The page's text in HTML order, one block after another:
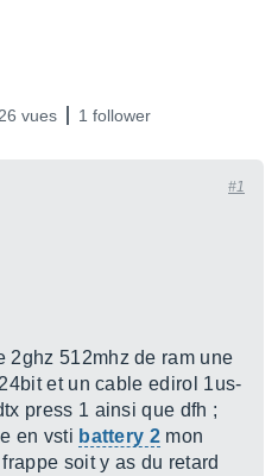
vues 1 follower
#1
2ghz 512mhz de ram une
et un cable edirol 1us-
press 1 ainsi que dfh ;
en vsti battery 2 mon
soit y as du retard